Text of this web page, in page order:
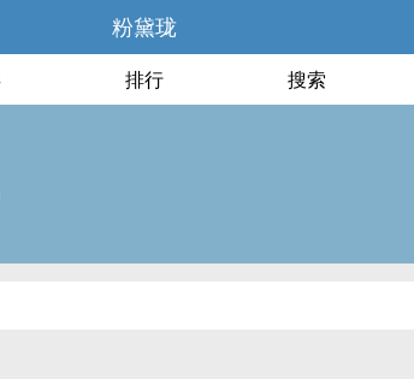
粉黛珑
排行 搜索